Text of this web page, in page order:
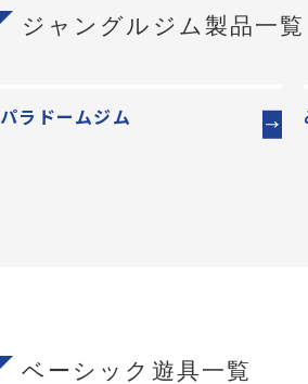
ジャングルジム製品一覧
パラドームジム
ベーシック遊具一覧